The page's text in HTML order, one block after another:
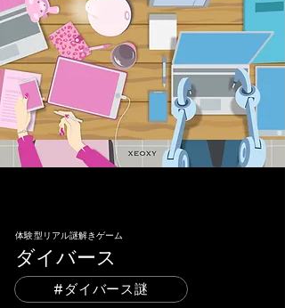
​体験型リアル謎解きゲーム
ダイバース
#ダイバース謎